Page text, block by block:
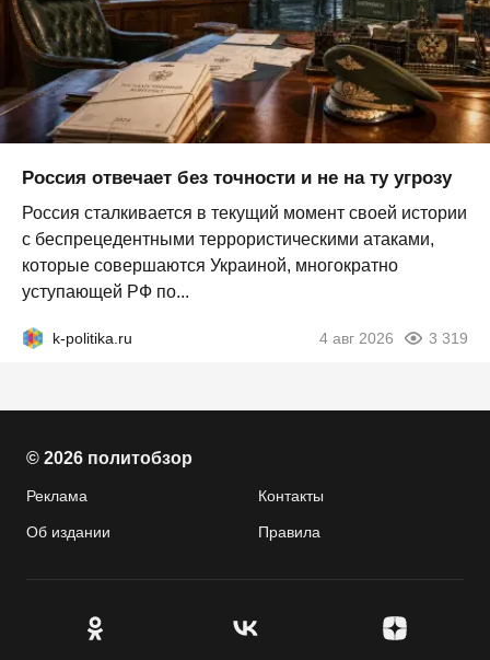
Россия отвечает без точности и не на ту угрозу
Россия сталкивается в текущий момент своей истории
с беспрецедентными террористическими атаками,
которые совершаются Украиной, многократно
уступающей РФ по...
k-politika.ru 4 авг 2026 3 319
© 2026 политобзор
Реклама Контакты
Об издании Правила